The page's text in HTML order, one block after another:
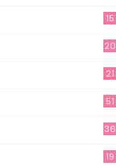
15
20
21
51
36
19